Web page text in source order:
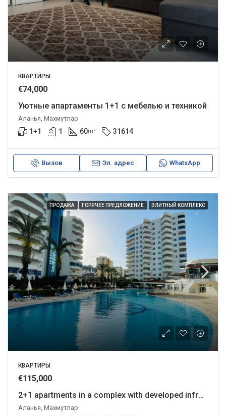
КВАРТИРЫ
€74,000
Уютные апартаменты 1+1 с мебелью и техникой
Аланья, Махмутлар
1+1 1 60m² 31614
Вызов Эл. адрес WhatsApp
ПРОДАЖА ГОРЯЧЕЕ ПРЕДЛОЖЕНИЕ ЭЛИТНЫЙ КОМПЛЕКС
КВАРТИРЫ
€115,000
2+1 apartments in a complex with developed infrastructure
Аланья, Махмутлар